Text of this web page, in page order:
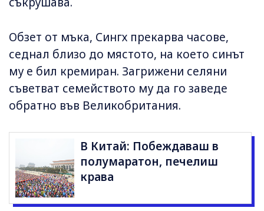
Обзет от мъка, Сингх прекарва часове,
седнал близо до мястото, на което синът
му е бил кремиран. Загрижени селяни
съветват семейството му да го заведе
обратно във Великобритания.
В Китай: Побеждаваш в
полумаратон, печелиш
крава